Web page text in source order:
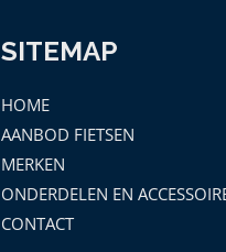
SITEMAP
HOME
AANBOD FIETSEN
MERKEN
ONDERDELEN EN
CONTACT